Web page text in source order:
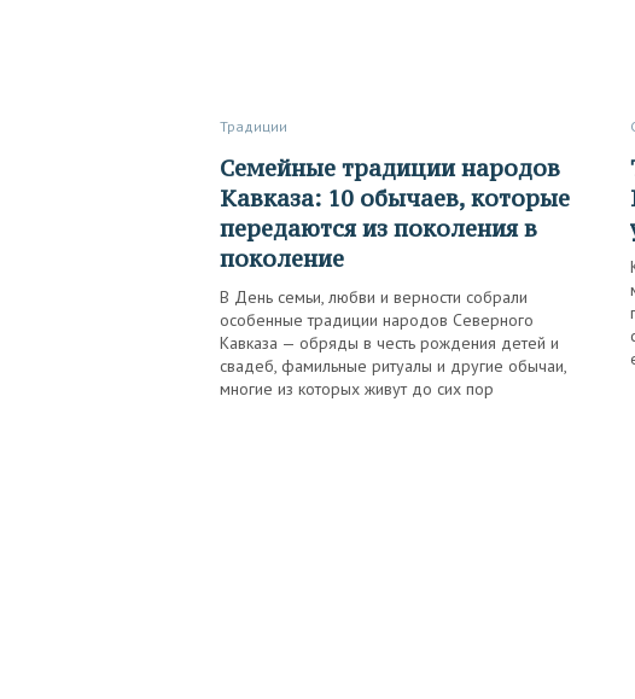
Традиции
Семейные традиции народов
Кавказа: 10 обычаев, которые
передаются из поколения в
поколение
В День семьи, любви и верности собрали
особенные традиции народов Северного
Кавказа — обряды в честь рождения детей и
свадеб, фамильные ритуалы и другие обычаи,
многие из которых живут до сих пор
Топ-